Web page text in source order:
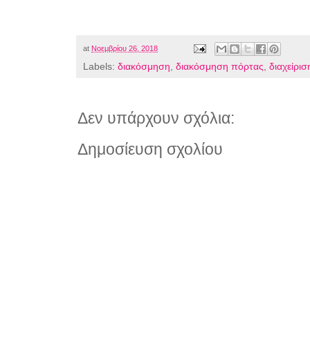
at Νοεμβρίου 26, 2018
Labels: διακόσμηση, διακόσμηση πόρτας,
Δεν υπάρχουν σχόλια:
Δημοσίευση σχολίου